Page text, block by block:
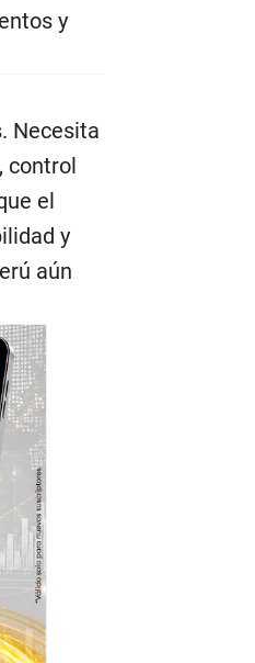
y
Necesita
control
el
y
aún